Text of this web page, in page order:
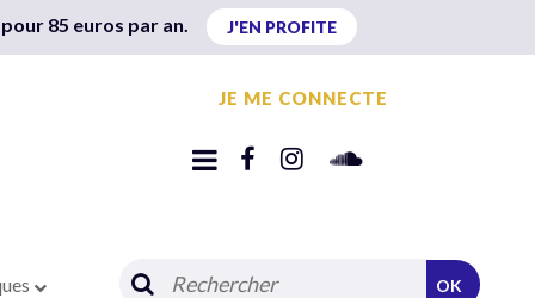
85 euros par an. J'EN PROFITE
JE ME CONNECTE
OK